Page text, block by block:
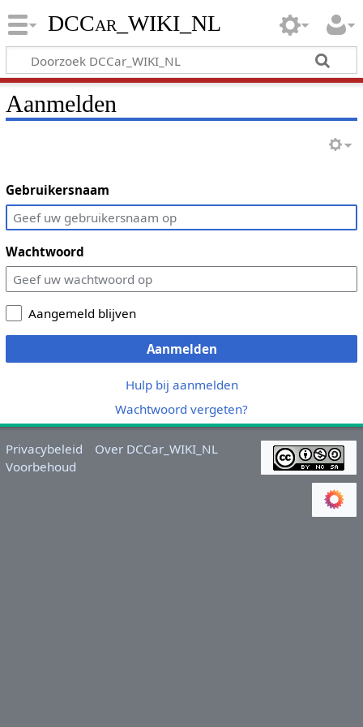
DCCar_WIKI_NL
Aanmelden
Gebruikersnaam
Wachtwoord
Aangemeld blijven
Aanmelden
Hulp bij aanmelden
Wachtwoord vergeten?
Privacybeleid
Over DCCar_WIKI_NL
Voorbehoud